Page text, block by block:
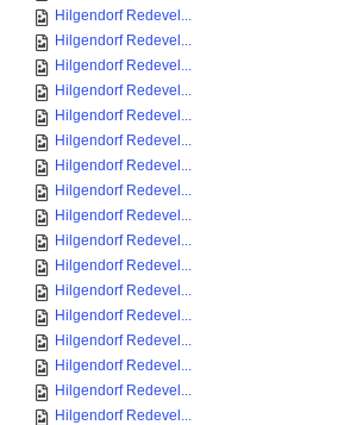
Hilgendorf Redevel...
Hilgendorf Redevel...
Hilgendorf Redevel...
Hilgendorf Redevel...
Hilgendorf Redevel...
Hilgendorf Redevel...
Hilgendorf Redevel...
Hilgendorf Redevel...
Hilgendorf Redevel...
Hilgendorf Redevel...
Hilgendorf Redevel...
Hilgendorf Redevel...
Hilgendorf Redevel...
Hilgendorf Redevel...
Hilgendorf Redevel...
Hilgendorf Redevel...
Hilgendorf Redevel...